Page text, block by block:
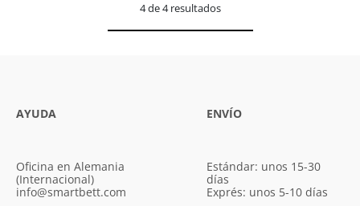
4 de 4 resultados
AYUDA
Oficina en Alemania
(Internacional)
info@smartbett.com
ENVÍO
Estándar: unos 15-30
días
Exprés: unos 5-10 días